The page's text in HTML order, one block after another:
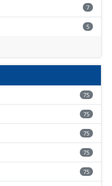
7
5
75
75
75
75
75